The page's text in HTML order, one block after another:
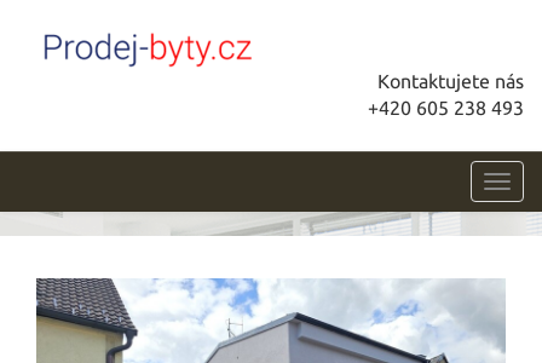
Kontaktujete nás
+420 605 238 493